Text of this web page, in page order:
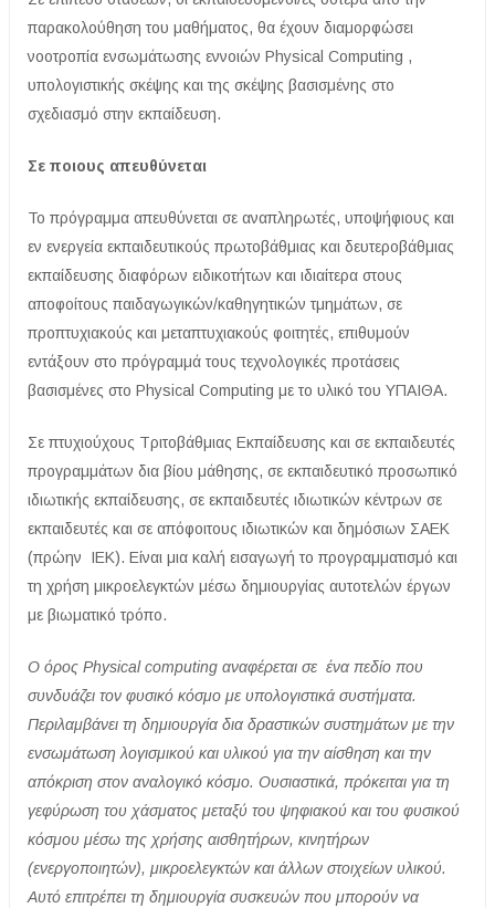
παρακολούθηση του μαθήματος, θα έχουν διαμορφώσει
νοοτροπία ενσωμάτωσης εννοιών Physical Computing ,
υπολογιστικής σκέψης και της σκέψης βασισμένης στο
σχεδιασμό στην εκπαίδευση.
Σε ποιους απευθύνεται
Το πρόγραμμα απευθύνεται σε αναπληρωτές, υποψήφιους και
εν ενεργεία εκπαιδευτικούς πρωτοβάθμιας και δευτεροβάθμιας
εκπαίδευσης διαφόρων ειδικοτήτων και ιδιαίτερα στους
αποφοίτους παιδαγωγικών/καθηγητικών τμημάτων, σε
προπτυχιακούς και μεταπτυχιακούς φοιτητές, επιθυμούν
εντάξουν στο πρόγραμμά τους τεχνολογικές προτάσεις
βασισμένες στο Physical Computing με το υλικό του ΥΠΑΙΘΑ.
Σε πτυχιούχους Τριτοβάθμιας Εκπαίδευσης και σε εκπαιδευτές
προγραμμάτων δια βίου μάθησης, σε εκπαιδευτικό προσωπικό
ιδιωτικής εκπαίδευσης, σε εκπαιδευτές ιδιωτικών κέντρων σε
εκπαιδευτές και σε απόφοιτους ιδιωτικών και δημόσιων ΣΑΕΚ
(πρώην IEK). Είναι μια καλή εισαγωγή το προγραμματισμό και
τη χρήση μικροελεγκτών μέσω δημιουργίας αυτοτελών έργων
με βιωματικό τρόπο.
Ο όρος Physical computing αναφέρεται σε ένα πεδίο που
συνδυάζει τον φυσικό κόσμο με υπολογιστικά συστήματα.
Περιλαμβάνει τη δημιουργία δια δραστικών συστημάτων με την
ενσωμάτωση λογισμικού και υλικού για την αίσθηση και την
απόκριση στον αναλογικό κόσμο. Ουσιαστικά, πρόκειται για τη
γεφύρωση του χάσματος μεταξύ του ψηφιακού και του φυσικού
κόσμου μέσω της χρήσης αισθητήρων, κινητήρων
(ενεργοποιητών), μικροελεγκτών και άλλων στοιχείων υλικού.
Αυτό επιτρέπει τη δημιουργία συσκευών που μπορούν να